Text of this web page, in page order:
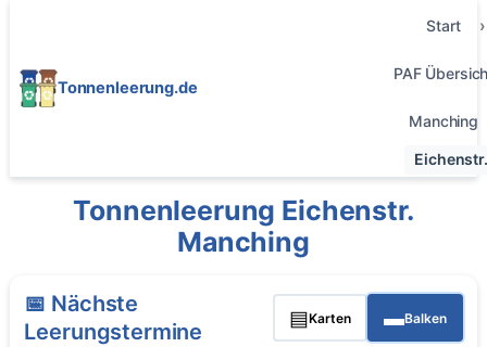
Tonnenleerung.de
Start
PAF
Manching
Eichenstr.
Tonnenleerung Eichenstr.
Manching
📅 Nächste
Leerungstermine
▤Karten ▬Balken